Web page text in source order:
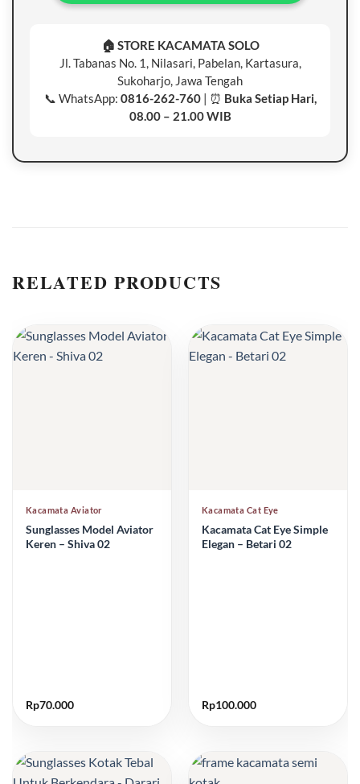
🏠 STORE KACAMATA SOLO
Jl. Tabanas No. 1, Nilasari, Pabelan, Kartasura,
Sukoharjo, Jawa Tengah
📞 WhatsApp: 0816-262-760| ⏰ Buka Setiap Hari,
08.00 – 21.00 WIB
RELATED PRODUCTS
Kacamata Aviator
Sunglasses Model Aviator
Keren – Shiva 02
Rp70.000
Kacamata Cat Eye
Kacamata Cat Eye Simple
Elegan – Betari 02
Rp100.000